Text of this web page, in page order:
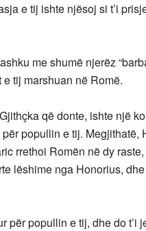
e tij ishte njësoj si t’i
me shumë njerëz
tij marshuan në Romë.
që donte, ishte një
popullin e tij. Megjithatë,
rrethoi Romën në dy
lëshime nga Honorius,
për popullin e tij, dhe do t’i